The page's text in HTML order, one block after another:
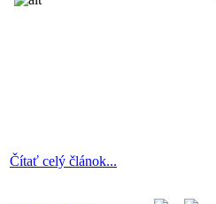
Čítať celý článok...